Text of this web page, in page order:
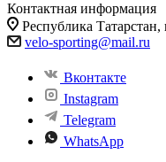
Контактная информация
Республика
velo-sporting@mail.ru
Вконтакте
Instagram
Telegram
WhatsApp